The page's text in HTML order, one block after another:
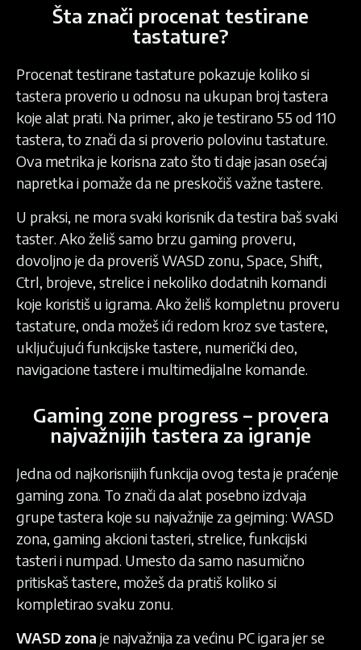
Šta znači procenat testirane
tastature?
Procenat testirane tastature pokazuje koliko si
tastera proverio u odnosu na ukupan broj tastera
koje alat prati. Na primer, ako je testirano 55 od 110
tastera, to znači da si proverio polovinu tastature.
Ova metrika je korisna zato što ti daje jasan osećaj
napretka i pomaže da ne preskočiš važne tastere.
U praksi, ne mora svaki korisnik da testira baš svaki
taster. Ako želiš samo brzu gaming proveru,
dovoljno je da proveriš WASD zonu, Space, Shift,
Ctrl, brojeve, strelice i nekoliko dodatnih komandi
koje koristiš u igrama. Ako želiš kompletnu proveru
tastature, onda možeš ići redom kroz sve tastere,
uključujući funkcijske tastere, numerički deo,
navigacione tastere i multimedijalne komande.
Gaming zone progress – provera
najvažnijih tastera za igranje
Jedna od najkorisnijih funkcija ovog testa je praćenje
gaming zona. To znači da alat posebno izdvaja
grupe tastera koje su najvažnije za gejming: WASD
zona, gaming akcioni tasteri, strelice, funkcijski
tasteri i numpad. Umesto da samo nasumično
pritiskaš tastere, možeš da pratiš koliko si
kompletirao svaku zonu.
WASD zona je najvažnija za većinu PC igara jer se